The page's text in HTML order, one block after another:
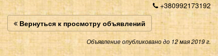
+380992173192
Вернуться к просмотру объявлений
Объявление опубликовано до 12 мая 2019 г.